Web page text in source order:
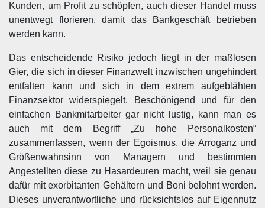
Kunden, um Profit zu schöpfen, auch dieser Handel muss
unentwegt florieren, damit das Bankgeschäft betrieben
werden kann.
Das entscheidende Risiko jedoch liegt in der maßlosen
Gier, die sich in dieser Finanzwelt inzwischen ungehindert
entfalten kann und sich in dem extrem aufgeblähten
Finanzsektor widerspiegelt. Beschönigend und für den
einfachen Bankmitarbeiter gar nicht lustig, kann man es
auch mit dem Begriff „Zu hohe Personalkosten“
zusammenfassen, wenn der Egoismus, die Arroganz und
Größenwahnsinn von Managern und bestimmten
Angestellten diese zu Hasardeuren macht, weil sie genau
dafür mit exorbitanten Gehältern und Boni belohnt werden.
Dieses unverantwortliche und rücksichtslos auf Eigennutz